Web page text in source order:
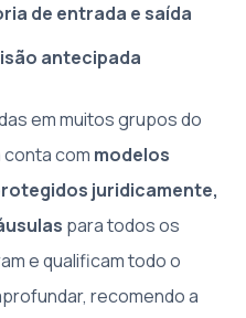
de entrada e saída
antecipada
em muitos grupos do
conta com modelos
juridicamente,
para todos os
e qualificam todo o
recomendo a